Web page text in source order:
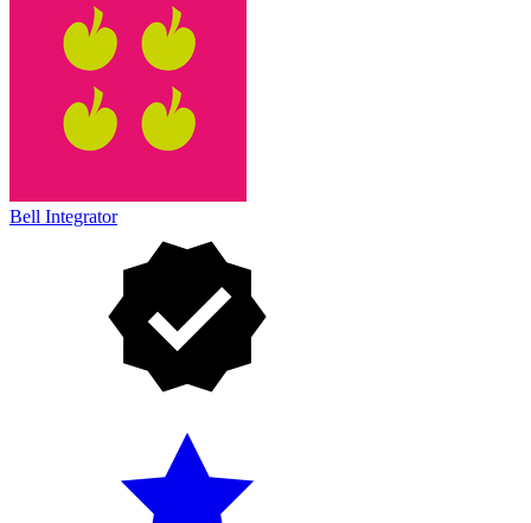
Bell Integrator